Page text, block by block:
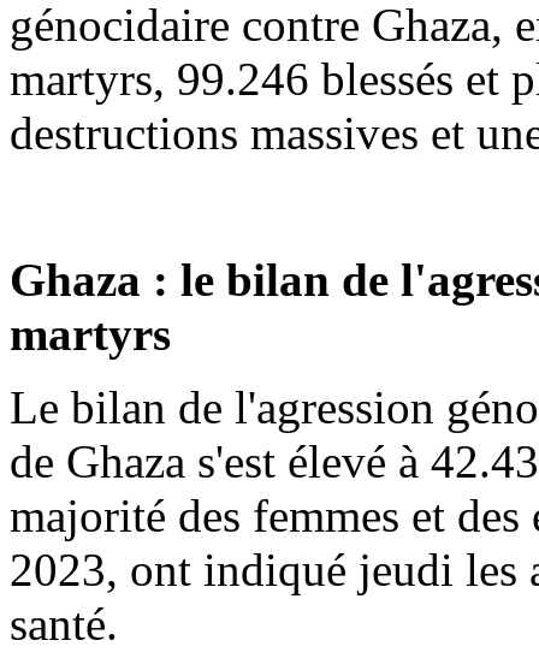
génocidaire contre Ghaza,
martyrs, 99.246 blessés et
destructions massives et
Ghaza : le bilan de
martyrs
Le bilan de l'agression
de Ghaza s'est élevé à
majorité des femmes et
2023, ont indiqué jeudi les
santé.